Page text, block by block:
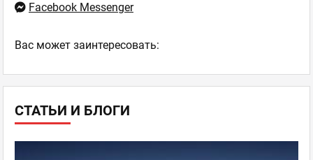
СТАТЬИ И БЛОГИ
Facebook Messenger
Ваc может заинтересовать: